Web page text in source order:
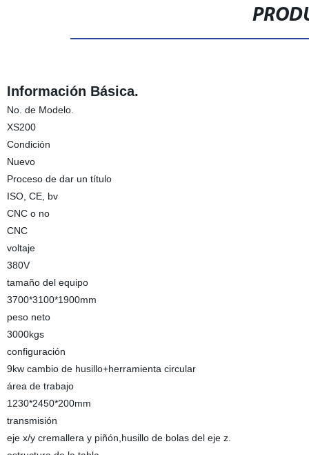
Información Básica.
No. de Modelo.
XS200
Condición
Nuevo
Proceso de dar un título
ISO, CE, bv
CNC o no
CNC
voltaje
380V
tamaño del equipo
3700*3100*1900mm
peso neto
3000kgs
configuración
9kw cambio de husillo+herramienta circular
área de trabajo
1230*2450*200mm
transmisión
eje x/y cremallera y piñón,husillo de bolas del eje z.